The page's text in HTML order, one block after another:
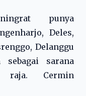
punya
Deles,
Delanggu
sebagai sarana
raja. Cermin